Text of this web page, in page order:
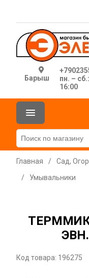
Барыш
пн. –
16:00
Главная / Сад,
/
Умывальники
Код товара: 196275